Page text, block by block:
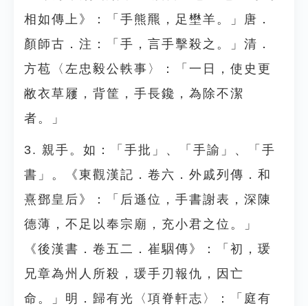
相如傳上》：「手熊羆，足壄羊。」唐．
顏師古．注：「手，言手擊殺之。」清．
方苞〈左忠毅公軼事〉：「一日，使史更
敝衣草屨，背筐，手長鑱，為除不潔
者。」
3. 親手。如：「手批」、「手諭」、「手
書」。《東觀漢記．卷六．外戚列傳．和
熹鄧皇后》：「后遜位，手書謝表，深陳
德薄，不足以奉宗廟，充小君之位。」
《後漢書．卷五二．崔駰傳》：「初，瑗
兄章為州人所殺，瑗手刃報仇，因亡
命。」明．歸有光〈項脊軒志〉：「庭有